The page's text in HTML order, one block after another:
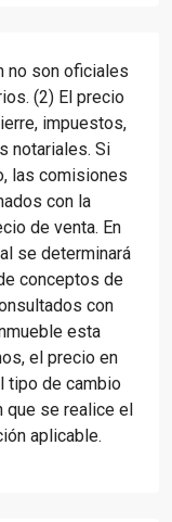
no son oficiales
(2) El precio
impuestos,
notariales. Si
las comisiones
con la
de venta. En
se determinará
conceptos de
con
esta
el precio en
tipo de cambio
que se realice el
aplicable.